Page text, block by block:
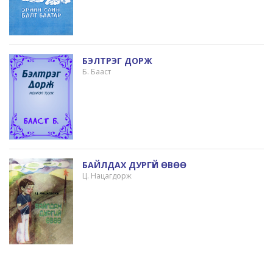
БЭЛТРЭГ ДОРЖ
Б. Бааст
БАЙЛДАХ ДУРГҮЙ ӨВӨӨ
Ц. Нацагдорж